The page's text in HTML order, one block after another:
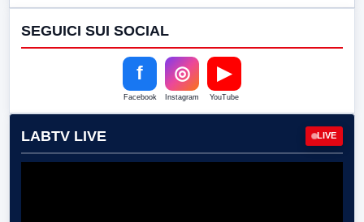
SEGUICI SUI SOCIAL
f
Facebook
◎
Instagram
▶
YouTube
LABTV LIVE LIVE